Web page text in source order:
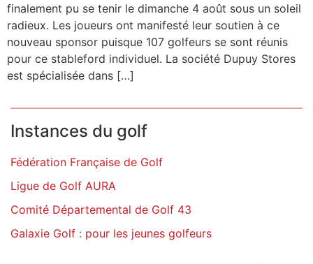
finalement pu se tenir le dimanche 4 août sous un soleil
radieux. Les joueurs ont manifesté leur soutien à ce
nouveau sponsor puisque 107 golfeurs se sont réunis
pour ce stableford individuel. La société Dupuy Stores
est spécialisée dans […]
Instances du golf
Fédération Française de Golf
Ligue de Golf AURA
Comité Départemental de Golf 43
Galaxie Golf : pour les jeunes golfeurs